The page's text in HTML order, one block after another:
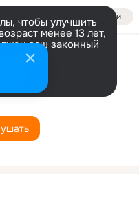
Войти
чтобы улучшить
менее 13 лет,
ваш законный